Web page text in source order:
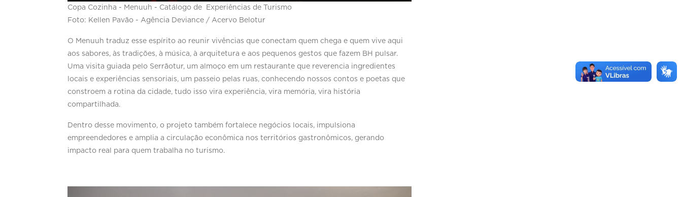
Copa Cozinha - Menuuh - Catálogo de Experiências de Turismo
Foto: Kellen Pavão - Agência Deviance / Acervo Belotur
O Menuuh traduz esse espírito ao reunir vivências que conectam quem chega e quem vive aqui
aos sabores, às tradições, à música, à arquitetura e aos pequenos gestos que fazem BH pulsar.
Uma visita guiada pelo Serrãotur, um almoço em um restaurante que reverencia ingredientes
locais e experiências sensoriais, um passeio pelas ruas, conhecendo nossos contos e poetas que
constroem a rotina da cidade, tudo isso vira experiência, vira memória, vira história
compartilhada.
Dentro desse movimento, o projeto também fortalece negócios locais, impulsiona
empreendedores e amplia a circulação econômica nos territórios gastronômicos, gerando
impacto real para quem trabalha no turismo.